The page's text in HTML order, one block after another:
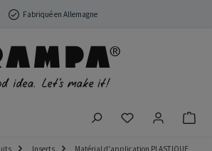
Fabriqué en Allemagne
Vous avez 0
Inserts
Matérial d'application PLASTIQUE